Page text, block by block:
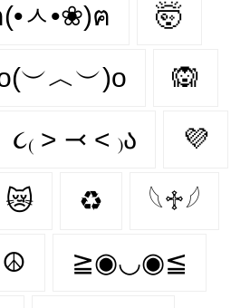
ㅅ•❀)ฅ 🤯
🙉
૮₍ ˃ ⤙ ˂ ₎ა 💜
😿 ♻ 𓆩♱𓆪
☮ ≧◉◡◉≦